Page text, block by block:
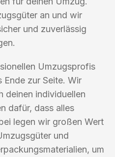
an und wir
und zuverlässig
Umzugsprofis
zur Seite. Wir
deinen individuellen
dafür, dass alles
legen wir großen Wert
und
um